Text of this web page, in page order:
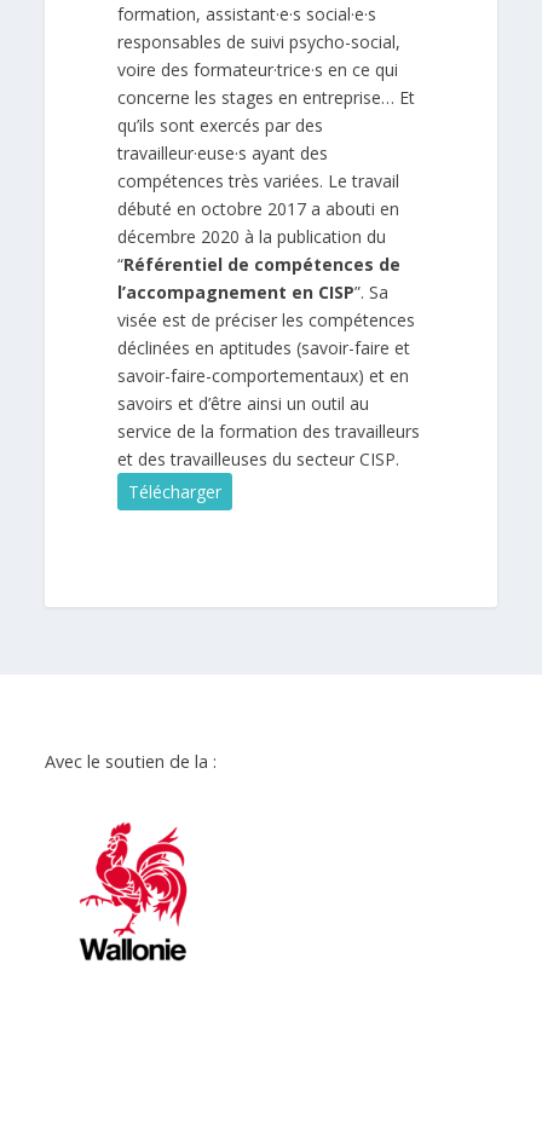
formation, assistant·e·s social·e·s
responsables de suivi psycho-social,
voire des formateur·trice·s en ce qui
concerne les stages en entreprise… Et
qu’ils sont exercés par des
travailleur·euse·s ayant des
compétences très variées. Le travail
débuté en octobre 2017 a abouti en
décembre 2020 à la publication du
“Référentiel de compétences de
l’accompagnement en CISP”. Sa
visée est de préciser les compétences
déclinées en aptitudes (savoir-faire et
savoir-faire-comportementaux) et en
savoirs et d’être ainsi un outil au
service de la formation des travailleurs
et des travailleuses du secteur CISP.
Télécharger
Avec le soutien de la :